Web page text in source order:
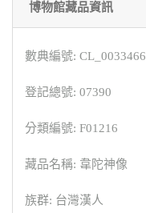
博物館藏品資訊
數典編號: CL_0033466
登記總號: 07390
分類編號: F01216
藏品名稱: 韋陀神像
族群: 台灣漢人